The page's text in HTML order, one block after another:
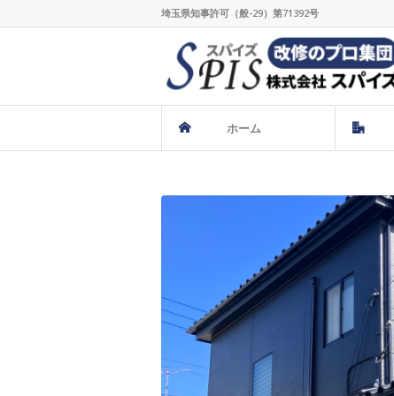
埼玉県知事許可（般-29）第71392号
ホーム